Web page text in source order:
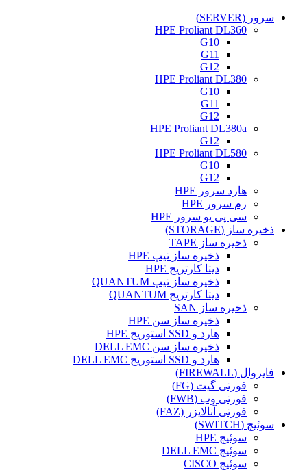
سرور (SERVER)
HPE Proliant DL360
G10
G11
G12
HPE Proliant DL380
G10
G11
G12
HPE Proliant DL380a
G12
HPE Proliant DL580
G10
G12
هارد سرور HPE
رم سرور HPE
سی پی یو سرور HPE
ذخیره ساز (STORAGE)
ذخیره ساز TAPE
ذخیره ساز تیپ HPE
دیتا کارتریج HPE
ذخیره ساز تیپ QUANTUM
دیتا کارتریج QUANTUM
ذخیره ساز SAN
ذخیره ساز سن HPE
هارد و SSD استوریج HPE
ذخیره ساز سن DELL EMC
هارد و SSD استوریج DELL EMC
فایروال (FIREWALL)
فورتی گیت (FG)
فورتی وب (FWB)
فورتی آنالایزر (FAZ)
سوئیچ (SWITCH)
سوئیچ HPE
سوئیچ DELL EMC
سوئیچ CISCO